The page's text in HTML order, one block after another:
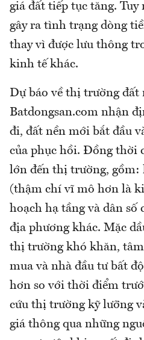
giá đất tiếp tục tăng. Tuy
gây ra tình trạng dòng
thay vì được lưu thông
kinh tế khác.
Dự báo về thị trường đất
Batdongsan.com nhận
đi, đất nền mới bắt đầu
của phục hồi. Đồng thời
lớn đến thị trường, gồm:
(thậm chí vĩ mô hơn là
hoạch hạ tầng và dân số
địa phương khác. Mặc
thị trường khó khăn,
mua và nhà đầu tư bất
hơn so với thời điểm
cứu thị trường kỹ lưỡng
giá thông qua những